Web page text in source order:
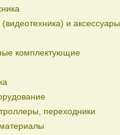
и аксессуары
комплектующие
переходники